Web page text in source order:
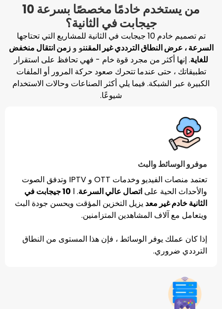
من يستخدم خادمًا مخصصًا بسرعة 10
جيجابت في الثانية؟
الترددي غير المقننو وزمن انتقال منخفض
من مجرد قوة خام - فهي تحافظ على استقرار
عندما تتحرك صعود حركة المرور أو الملفات
فيما يلي أكثر الصناعات وحالات الاستخدام
والبث
تعتمد منصات الفيديو وخدمات OTT و IPTV وتدفق الصوت
علىاتصال عالي السرعة. ا
10 جيجابت في
معديزيل التخزين المؤقت ويحسن جودة البث
المشاهدين المتزامنين.
يوفر الوسائط ، فإن هذا المستوى من النطاق